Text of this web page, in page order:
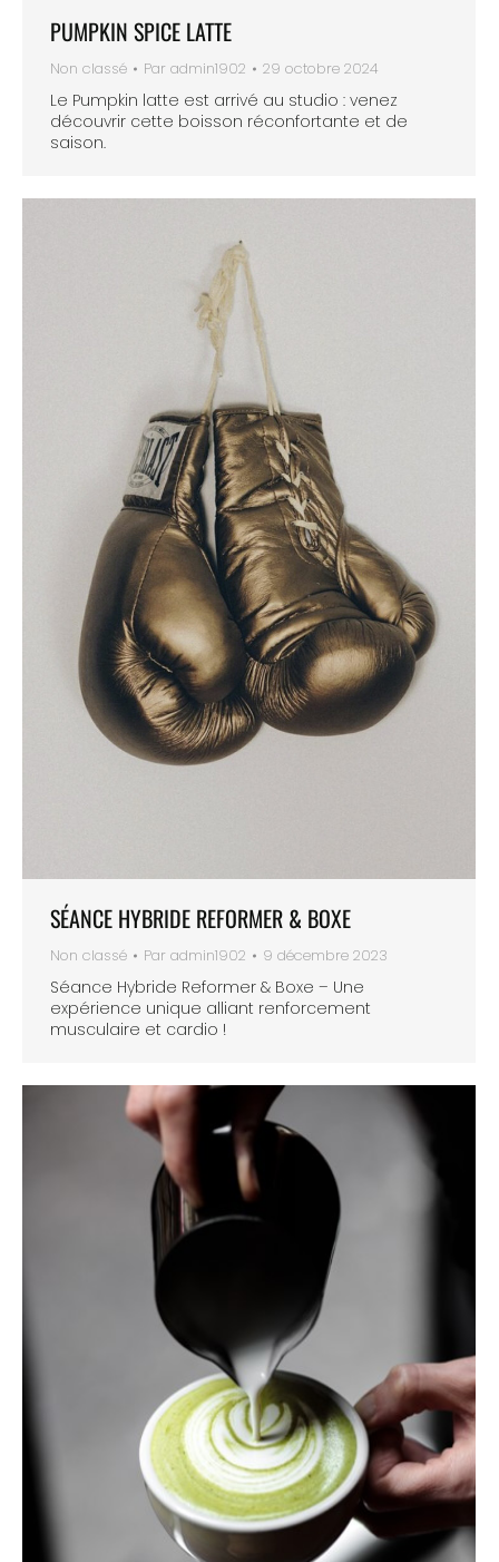
PUMPKIN SPICE LATTE
Non classé Par admin1902 29 octobre 2024
Le Pumpkin latte est arrivé au studio : venez
découvrir cette boisson réconfortante et de
saison.
SÉANCE HYBRIDE REFORMER & BOXE
Non classé Par admin1902 9 décembre 2023
Séance Hybride Reformer & Boxe – Une
expérience unique alliant renforcement
musculaire et cardio !